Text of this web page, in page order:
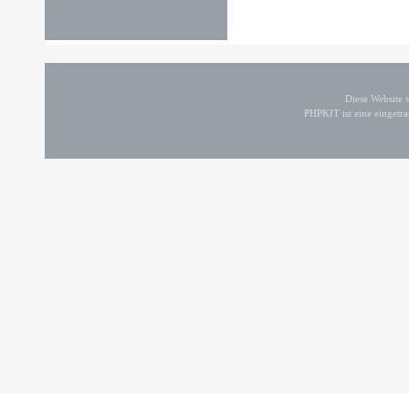
Diese
PHPKIT ist eine